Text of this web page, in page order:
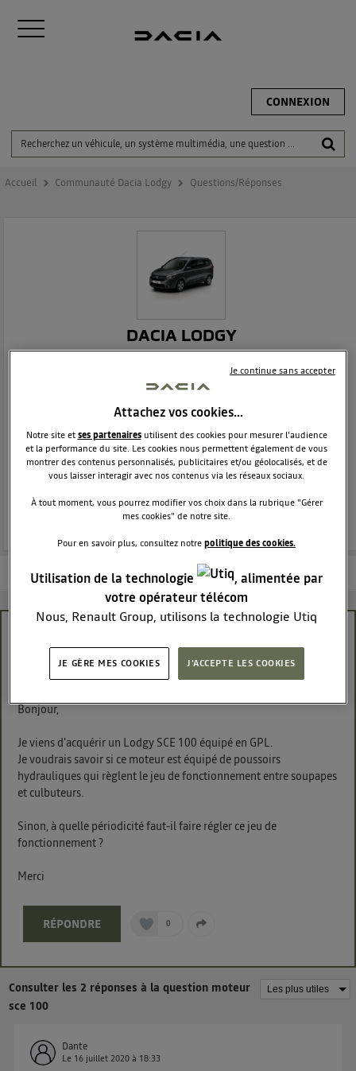
CONNEXION
Accueil Communauté Dacia Lodgy Questions/Réponses
DACIA LODGY
Voir la description
POSEZ UNE QUESTION
REJOINDRE
Les questions de la communauté Les articles En savoir plus
tribord
Le6 mars 2018à17:03
Bonjour,
Je viens d'acquérir un Lodgy SCE 100 équipé en GPL.
Je voudrais savoir si ce moteur est équipé de poussoirs
hydrauliques qui règlent le jeu de fonctionnement entre soupapes
et culbuteurs.
Sinon, à quelle périodicité faut-il faire régler ce jeu de
fonctionnement ?
Merci
RÉPONDRE 0
Consulter les 2 réponses à la question moteur
sce 100
Dante
Le 16 juillet 2020 à 18:33
Attachez vos cookies…
Notre site etses partenairesutilisent des cookies pour mesurer l'audience
et la performance du site. Les cookies nous permettent également de vous
montrer des contenus personnalisés, publicitaires et/ou géolocalisés, et de
vous laisser interagir avec nos contenus via les réseaux sociaux.
À tout moment, vous pourrez modifier vos choix dans la rubrique "Gérer
mes cookies" de notre site.
Pour en savoir plus, consultez notrepolitique des cookies.
Utilisation de la technologie
, alimentée par
votre opérateur télécom
Nous, Renault Group, utilisons la technologie Utiq
cette notice de consentement) et liées à votre
télécom participant
La technologie Utiq a été conçue pour la protection
de vos données personnelles en vous offrant choix et
contrôle.
télécom basé sur votre adresse IP et une référence
de votre contrat internet (ex : votre numéro de
L'identifiant est associé à votre connexion internet.
Ainsi, toutes les personnes utilisant la même
connexion et ayant consenties se verront attribuer le
même identifiant. En général :
sur la navigation des membres du foyer ayant consentis.
Pour uneconnexion mobile, la personnalisation sera basée
uniquement sur la navigation de l'utilisateur du mobile.
Vous pouvez à tout moment retirer ce consentement
surle portail d’Utiq
« gérer Utiq » en bas de ce site. Pour plus
JE GÈRE MES COOKIES J'ACCEPTE LES COOKIES
Je continue sans accepter